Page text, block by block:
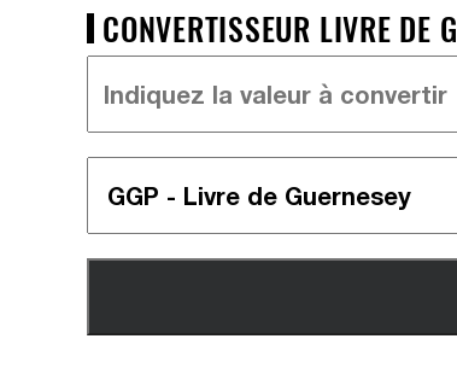
CONVERTISSEUR LIVRE DE